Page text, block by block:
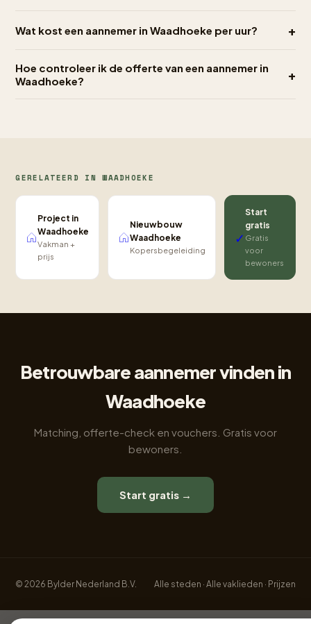
Wat kost een aannemer in Waadhoeke per uur? +
Hoe controleer ik de offerte van een aannemer in
Waadhoeke?
+
GERELATEERD IN WAADHOEKE
Project in
Waadhoeke
Vakman +
prijs
Nieuwbouw
Waadhoeke
Kopersbegeleiding
✓
Start
gratis
Gratis
voor
bewoners
Betrouwbare aannemer vinden in
Waadhoeke
Matching, offerte-check en vouchers. Gratis voor
bewoners.
Start gratis →
© 2026 Bylder Nederland B.V. Alle steden · Alle vaklieden · Prijzen